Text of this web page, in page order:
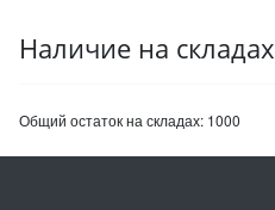
Наличие на складах
Общий остаток на складах: 1000